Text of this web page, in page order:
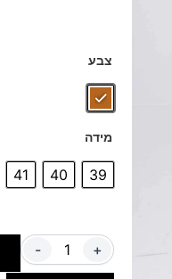
צבע
מידה
39
40
41
- +